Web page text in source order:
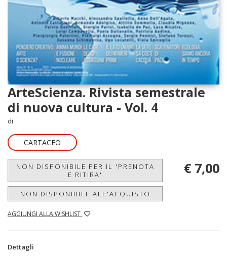
ArteScienza. Rivista semestrale
di nuova cultura - Vol. 4
di
CARTACEO
NON DISPONIBILE PER IL 'PRENOTA
E RITIRA'
NON DISPONIBILE ALL'ACQUISTO
AGGIUNGI ALLA WISHLIST
€ 7,00
Dettagli